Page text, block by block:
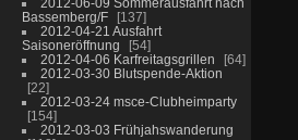
Bassemberg/F
137
2012-04-21 Ausfahrt
Saisoneröffnung
54
2012-04-06 Karfreitagsgrillen
64
2012-03-30 Blutspende-Aktion
22
2012-03-24 msce-Clubheimparty
154
2012-03-03 Frühjahswanderung